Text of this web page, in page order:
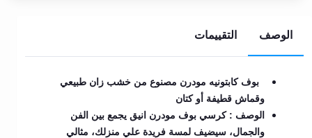
الوصف التقييمات
بوف كابتونيه مودرن مصنوع من خشب زان طبيعي
وقماش قطيفة أو كتان
الوصف : كرسي بوف مودرن انيق يجمع بين الفن
والجمال، سيضيف لمسة فريدة علي منزلك، مثالي